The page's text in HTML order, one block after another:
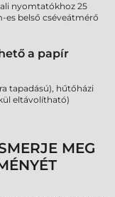
nyomtatókhoz 25
es belső cséveátmérő
a papír
tapadású), hűtőházi
eltávolítható)
MEG